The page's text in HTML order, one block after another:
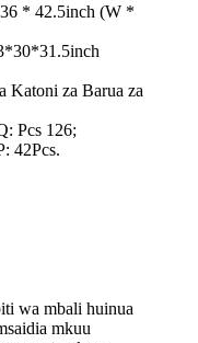
* 42.5inch (W *
Katoni za Barua za
Pcs 126;
42Pcs.
wa mbali huinua
mkuu